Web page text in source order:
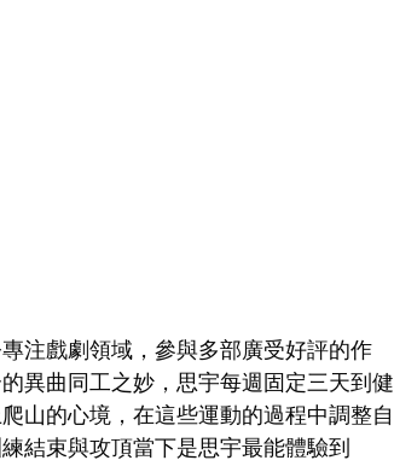
注戲劇領域，參與多部廣受好評的作
異曲同工之妙，思宇每週固定三天到健
山的心境，在這些運動的過程中調整自
結束與攻頂當下是思宇最能體驗到